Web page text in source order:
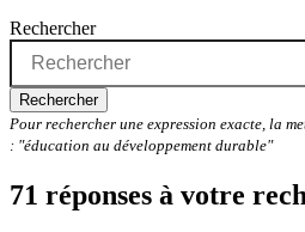
Rechercher
Rechercher
Pour rechercher une expression exacte, la
: "éducation au développement durable"
71 réponses à votre